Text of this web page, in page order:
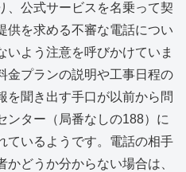
、公式サービスを名乗って契
供を求める不審な電話につい
いよう注意を呼びかけていま
金プランの説明や工事日程の
を聞き出す手口が以前から問
ンター（局番なしの188）に
ているようです。電話の相手
どうか分からない場合は、